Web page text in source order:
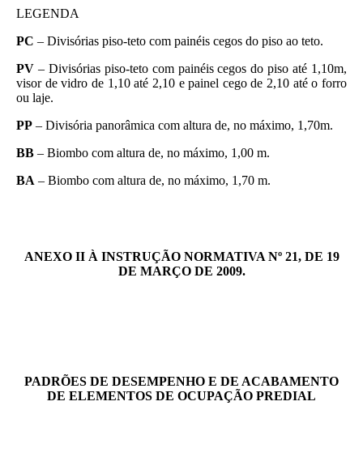
LEGENDA
PC – Divisórias piso-teto com painéis cegos do piso ao teto.
PV – Divisórias piso-teto com painéis cegos do piso até 1,10m,
visor de vidro de 1,10 até 2,10 e painel cego de 2,10 até o forro
ou laje.
PP – Divisória panorâmica com altura de, no máximo, 1,70m.
BB – Biombo com altura de, no máximo, 1,00 m.
BA – Biombo com altura de, no máximo, 1,70 m.
ANEXO II À INSTRUÇÃO NORMATIVA Nº 21, DE 19
DE MARÇO DE 2009.
PADRÕES DE DESEMPENHO E DE ACABAMENTO
DE ELEMENTOS DE OCUPAÇÃO PREDIAL